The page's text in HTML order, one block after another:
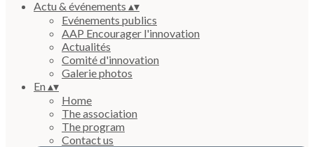
Actu & événements ▴▾
Evénements publics
AAP Encourager l'innovation
Actualités
Comité d'innovation
Galerie photos
En▴▾
Home
The association
The program
Contact us